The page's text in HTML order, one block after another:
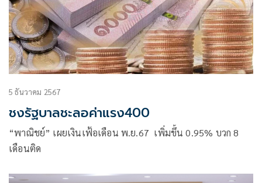
5 ธันวาคม 2567
ชงรัฐบาลชะลอค่าแรง400
“พาณิชย์” เผยเงินเฟ้อเดือน พ.ย.67 เพิ่มขึ้น 0.95% บวก 8
เดือนติด